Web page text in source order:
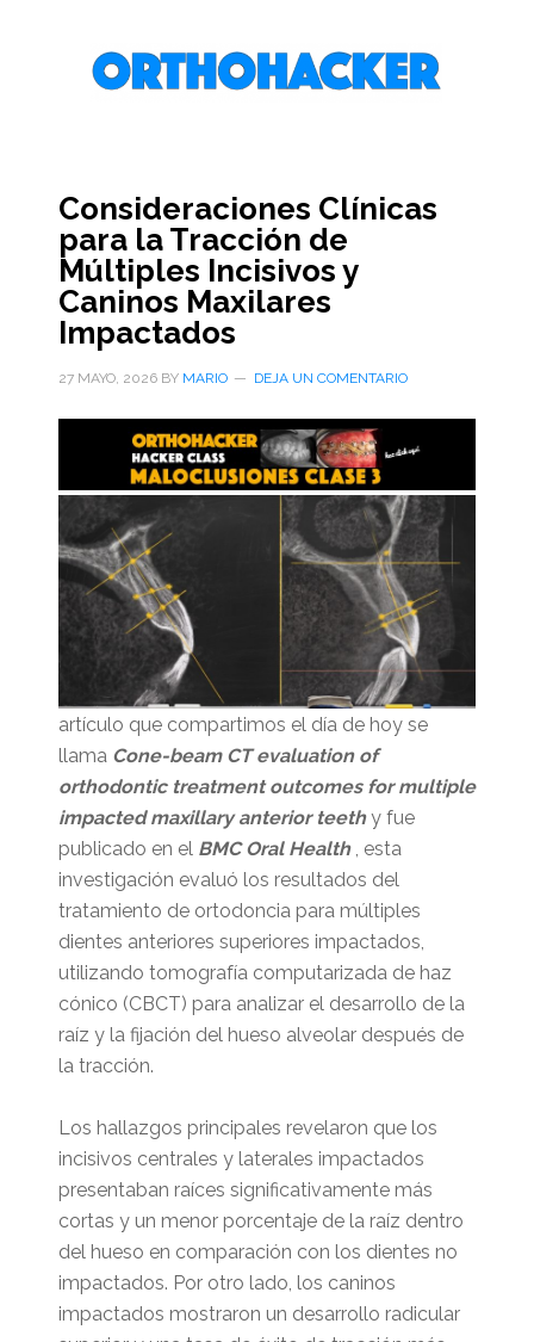
Consideraciones Clínicas
para la Tracción de
Múltiples Incisivos y
Caninos Maxilares
Impactados
27 MAYO, 2026BY MARIO DEJA UN COMENTARIO
artículo que compartimos el día de hoy se
llama Cone-beam CT evaluation of
orthodontic treatment outcomes for multiple
impacted maxillary anterior teethy fue
publicado en el BMC Oral Health, esta
investigación evaluó los resultados del
tratamiento de ortodoncia para múltiples
dientes anteriores superiores impactados,
utilizando tomografía computarizada de haz
cónico (CBCT) para analizar el desarrollo de la
raíz y la fijación del hueso alveolar después de
la tracción.
Los hallazgos principales revelaron que los
incisivos centrales y laterales impactados
presentaban raíces significativamente más
cortas y un menor porcentaje de la raíz dentro
del hueso en comparación con los dientes no
impactados. Por otro lado, los caninos
impactados mostraron un desarrollo radicular